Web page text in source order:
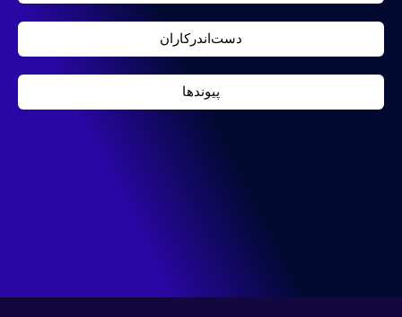
دست‌اندرکاران
پیوندها